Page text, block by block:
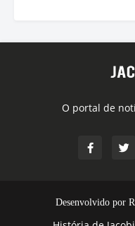
O portal de
Desenvolvido por